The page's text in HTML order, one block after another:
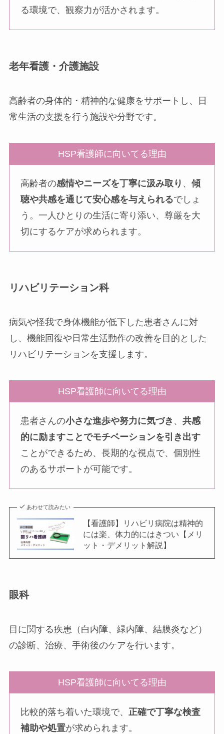
る環境で、観察力が活かされます。
老年看護・介護施設
高齢者の身体的・精神的な健康をサポートし、日
常生活の支援を行う施設や分野です。
HSP看護師に向いてる理由
高齢者の感情やニーズを丁寧に汲み取り 、傾
聴や共感を通じて安心感を与えられるでしょ
う。一人ひとりの生活に寄り添い、尊厳を大
切にするケアが求められます。
リハビリテーション科
病気や怪我で身体機能が低下した患者さんに対
し、機能回復や日常生活動作の改善を目的とした
リハビリテーションを支援します。
HSP看護師に向いてる理由
患者さんの小さな進歩や努力に気づき 、共感
的に励ますことでモチベーションを引き出す
ことができるため、長期的な視点で、個別性
のあるサポートが可能です。
あわせて読みたい
【看護師】リハビリ病院は精神的
には楽、体力的にはきつい【メリ
ット・デメリット解説】
眼科
目に関する疾患（白内障、緑内障、結膜炎など）
の診断、治療、手術後のケアを行います。
HSP看護師に向いてる理由
比較的落ち着いた環境で、正確で丁寧な検査
補助や処置が求められます。